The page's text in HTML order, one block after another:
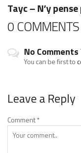
Tayc – N’y
0 COMMENTS
No Comments
You can be first to
Leave a Reply
Comment*